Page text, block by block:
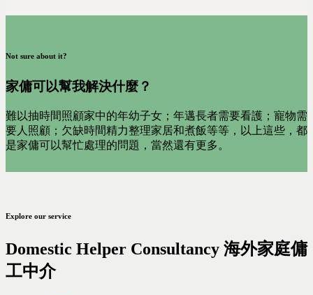
Not sure about it?
家傭可以幫我解決什麼？
難以抽時間照顧家中的年幼子女；年邁長者需要看護；寵物需
要人照顧；欠缺時間精力整理家居和煮飯等等，以上這些，都
是家傭可以幫忙處理的問題，當然還有更多。
Explore our service
Domestic Helper Consultancy 海外家庭傭
工中介